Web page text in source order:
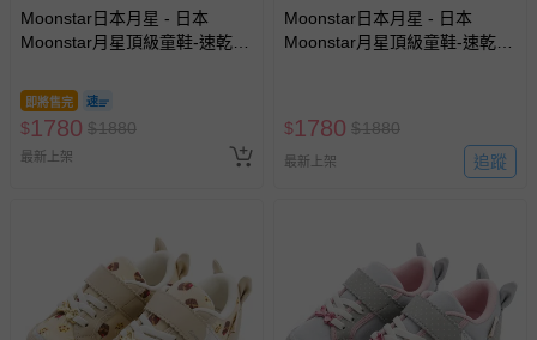
Moonstar日本月星 - 日本
Moonstar月星頂級童鞋-速乾3E
能鞋-灰-15~20cm
即將售完
$1780 $1880
最新上架
Moonstar日本月星 - 日本
Moonstar月星頂級童鞋-速乾3E
$1780 $1880
最新上架 追蹤